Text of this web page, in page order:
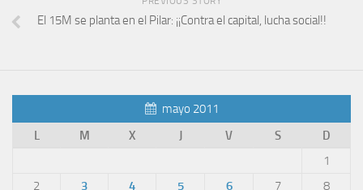
El 15M se planta en el Pilar: ¡¡Contra el capital, lucha social!!
mayo 2011
L
M X J V S D
1
2
3 4 5 6 7
8